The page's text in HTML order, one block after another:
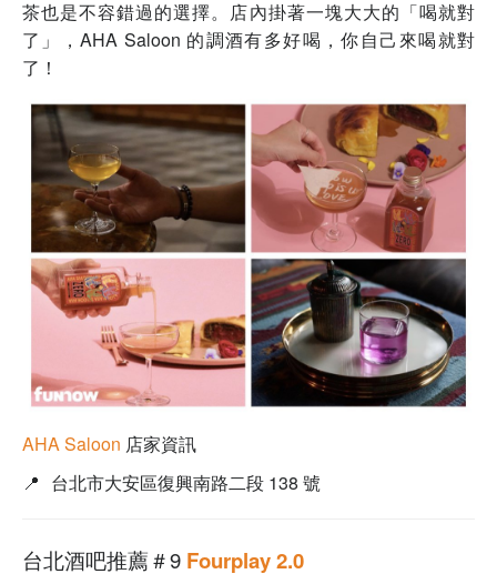
茶也是不容錯過的選擇。店內掛著一塊大大的「喝就對
了」，AHA Saloon 的調酒有多好喝，你自己來喝就對
了！
AHA Saloon 店家資訊
📍 台北市大安區復興南路二段 138 號
台北酒吧推薦＃9 Fourplay 2.0